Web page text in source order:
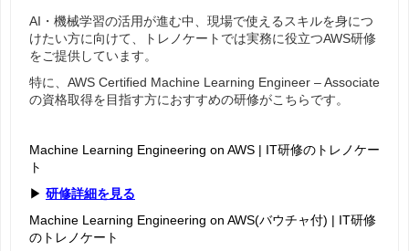
AI・機械学習の活用が進む中、現場で使えるスキルを身につ
けたい方に向けて、トレノケートでは実務に役立つAWS研修
をご提供しています。
特に、AWS Certified Machine Learning Engineer – Associate
の資格取得を目指す方におすすめの研修がこちらです。
Machine Learning Engineering on AWS | IT研修のトレノケー
ト
▶ 研修詳細を見る
Machine Learning Engineering on AWS(バウチャ付) | IT研修
のトレノケート